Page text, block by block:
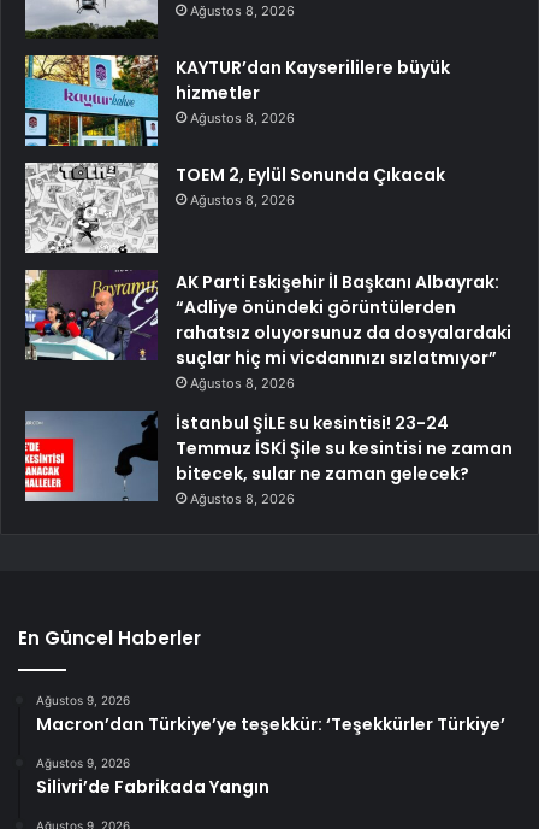
Ağustos 8, 2026
KAYTUR’dan Kayserililere büyük
hizmetler
Ağustos 8, 2026
TOEM 2, Eylül Sonunda Çıkacak
Ağustos 8, 2026
AK Parti Eskişehir İl Başkanı Albayrak:
“Adliye önündeki görüntülerden
rahatsız oluyorsunuz da dosyalardaki
suçlar hiç mi vicdanınızı sızlatmıyor”
Ağustos 8, 2026
İstanbul ŞİLE su kesintisi! 23-24
Temmuz İSKİ Şile su kesintisi ne zaman
bitecek, sular ne zaman gelecek?
Ağustos 8, 2026
En Güncel Haberler
Ağustos 9, 2026
Macron’dan Türkiye’ye teşekkür: ‘Teşekkürler Türkiye’
Ağustos 9, 2026
Silivri’de Fabrikada Yangın
Ağustos 9, 2026